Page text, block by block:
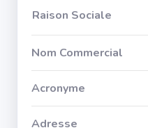
Raison Sociale
Nom Commercial
Acronyme
Adresse